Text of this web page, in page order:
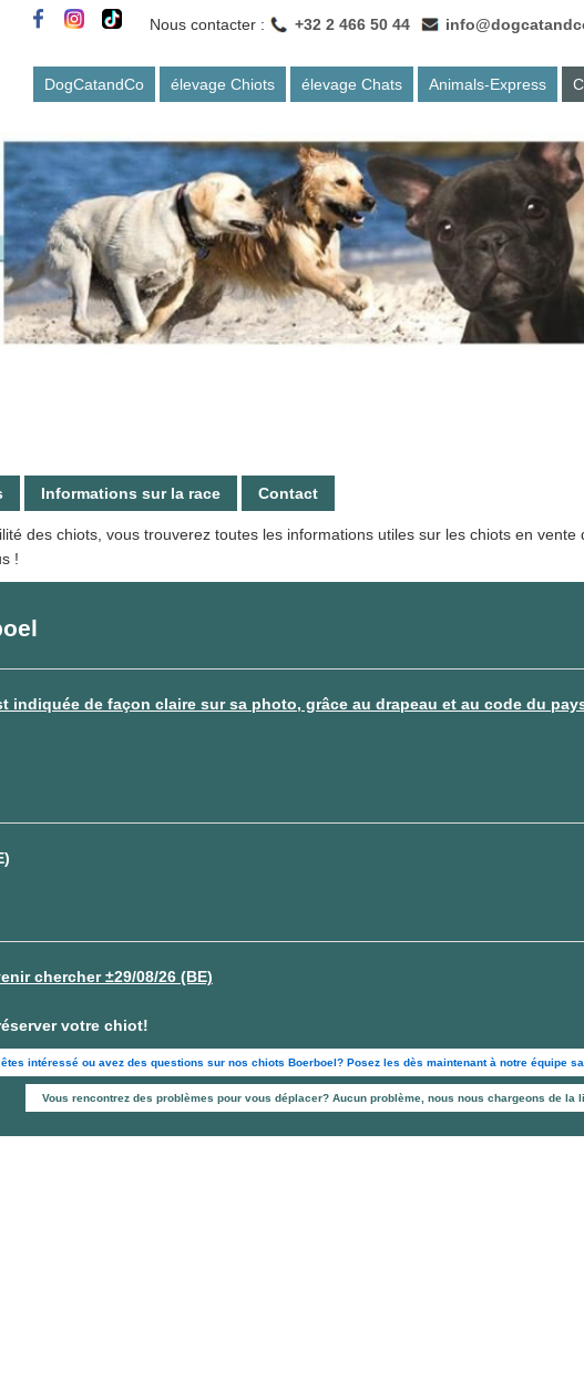
Nous contacter : +32 2 466 50 44
DogCatandCo élevage Chiots élevage Chats Animals-Express
Informations sur la race Contact
des chiots, vous trouverez toutes les informations utiles sur les chiots en
!
indiquée de façon claire sur sa photo, grâce au drapeau et au code du
chercher ±29/08/26 (BE)
votre chiot!
êtes intéressé ou avez des questions sur nos chiots Boerboel? Posez les dès maintenant à notre équipe
Vous rencontrez des problèmes pour vous déplacer? Aucun problème, nous nous chargeons de la